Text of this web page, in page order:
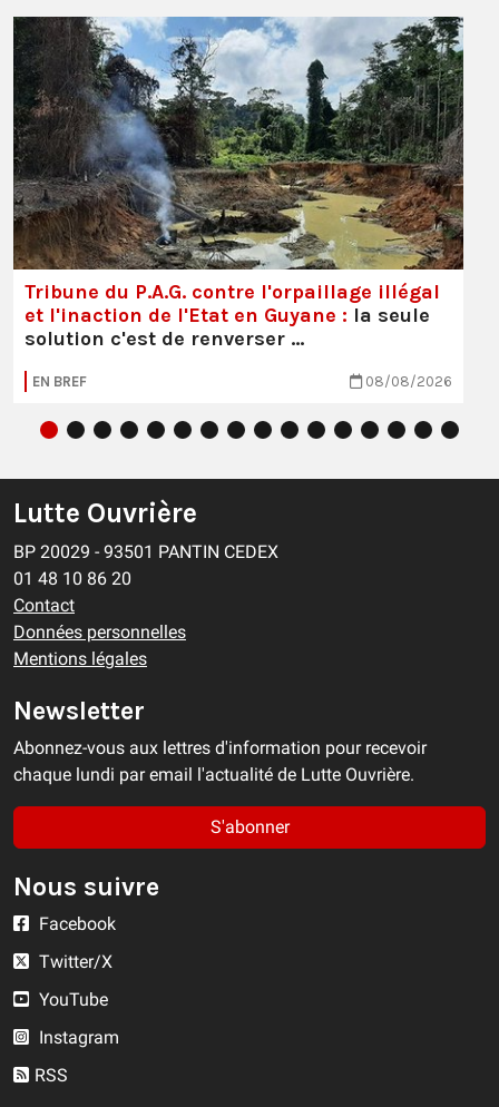
Tribune du P.A.G. contre l'orpaillage illégal
et l'inaction de l'Etat en Guyane : la seule
solution c'est de renverser …
EN BREF 08/08/2026
Lutte Ouvrière
BP 20029 - 93501 PANTIN CEDEX
01 48 10 86 20
Contact
Données personnelles
Mentions légales
Newsletter
Abonnez-vous aux lettres d'information pour recevoir
chaque lundi par email l'actualité de Lutte Ouvrière.
S'abonner
Nous suivre
Facebook
Twitter/X
YouTube
Instagram
RSS